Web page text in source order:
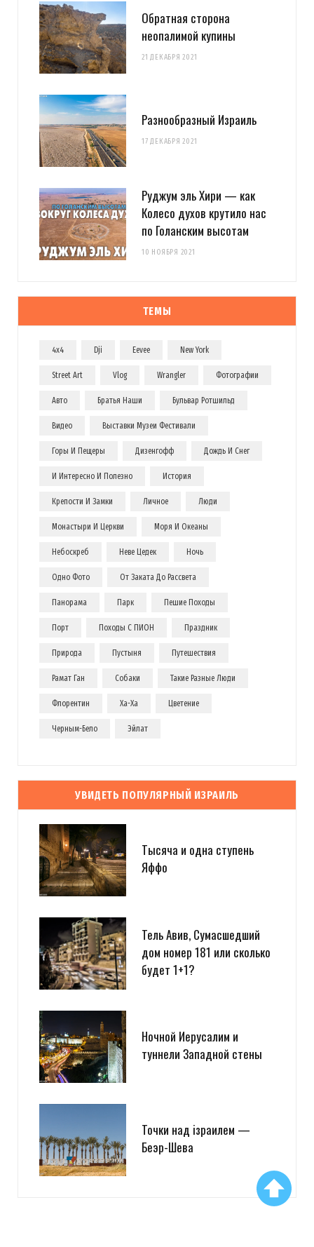
Обратная сторона
неопалимой купины
21 ДЕКАБРЯ 2021
Разнообразный Израиль
17 ДЕКАБРЯ 2021
Руджум эль Хири — как
Колесо духов крутило нас
по Голанским высотам
10 НОЯБРЯ 2021
ТЕМЫ
4x4 Dji Eevee New York
Street Art Vlog Wrangler Фотографии
Авто Братья Наши Бульвар Ротшильд
Видео Выставки Музеи Фестивали
Горы И Пещеры Дизенгофф Дождь И Снег
И Интересно И Полезно История
Крепости И Замки Личное Люди
Монастыри И Церкви Моря И Океаны
Небоскреб Неве Цедек Ночь
Одно Фото От Заката До Рассвета
Панорама Парк Пешие Походы
Порт Походы С ПИОН Праздник
Природа Пустыня Путешествия
Рамат Ган Собаки Такие Разные Люди
Флорентин Ха-Ха Цветение
Черным-Бело Эйлат
УВИДЕТЬ ПОПУЛЯРНЫЙ ИЗРАИЛЬ
Тысяча и одна ступень
Яффо
Тель Авив, Сумасшедший
дом номер 181 или сколько
будет 1+1?
Ночной Иерусалим и
туннели Западной стены
Точки над iзраилем —
Беэр-Шева